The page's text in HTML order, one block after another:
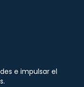
e impulsar el